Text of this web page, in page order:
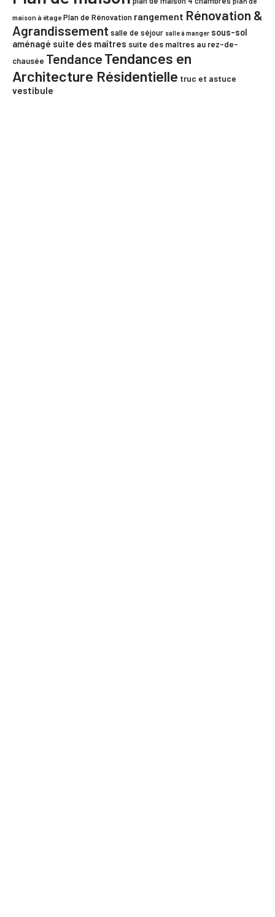
maison à étage Plan de Rénovation rangement Rénovation &
Agrandissement salle de séjour salle à manger sous-sol
aménagé suite des maîtres suite des maîtres au rez-de-
chausée Tendance Tendances en
Architecture Résidentielle truc et astuce
vestibule